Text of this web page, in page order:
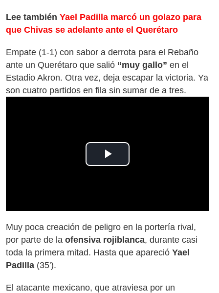
Lee también Yael Padilla marcó un golazo para
que Chivas se adelante ante el Querétaro
Empate (1-1) con sabor a derrota para el Rebaño
ante un Querétaro que salió “muy gallo” en el
Estadio Akron. Otra vez, deja escapar la victoria. Ya
son cuatro partidos en fila sin sumar de a tres.
Play
Muy poca creación de peligro en la portería rival,
por parte de la ofensiva rojiblanca, durante casi
toda la primera mitad. Hasta que apareció Yael
Padilla (35').
El atacante mexicano, que atraviesa por un